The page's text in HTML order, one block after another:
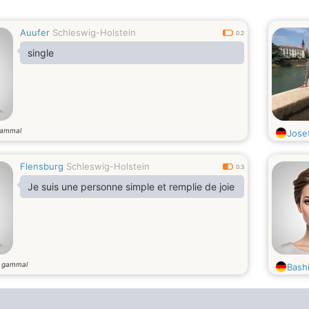
Auufer Schleswig-Holstein 0.2
single
Flensburg Schleswig-Holstein 0.3
Je suis une personne simple et remplie de joie